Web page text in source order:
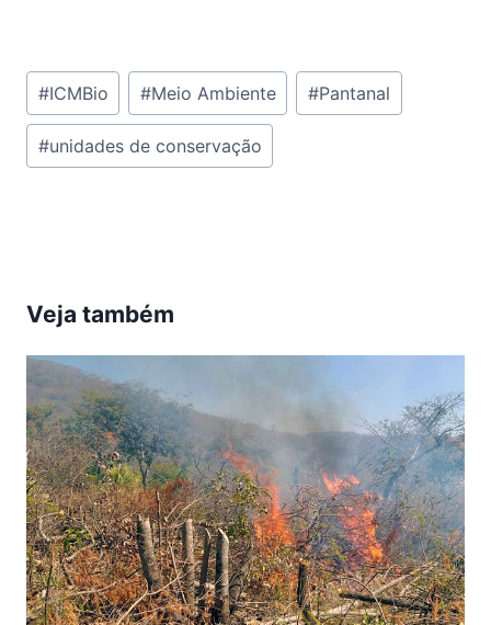
Tags
do
Post:
#ICMBio #Meio Ambiente #Pantanal
#unidades de conservação
Veja também